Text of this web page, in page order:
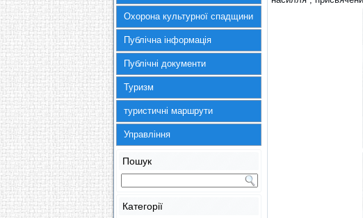
Охорона культурної спадщини
Публічна інформація
Публічні документи
Туризм
туристичні маршрути
Управління
Пошук
Категорії